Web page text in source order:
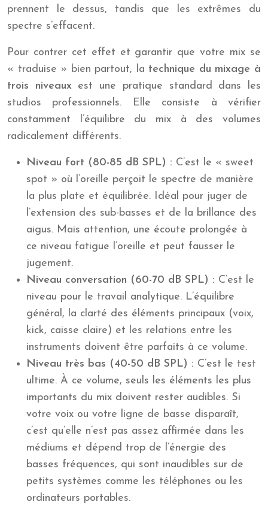
prennent le dessus, tandis que les extrêmes du
spectre s’effacent.
Pour contrer cet effet et garantir que votre mix se
« traduise » bien partout, la technique du mixage à
trois niveauxest une pratique standard dans les
studios professionnels. Elle consiste à vérifier
constamment l’équilibre du mix à des volumes
radicalement différents.
Niveau fort (80-85 dB SPL) : C’est le « sweet
spot » où l’oreille perçoit le spectre de manière
la plus plate et équilibrée. Idéal pour juger de
l’extension des sub-basses et de la brillance des
aigus. Mais attention, une écoute prolongée à
ce niveau fatigue l’oreille et peut fausser le
jugement.
Niveau conversation (60-70 dB SPL) : C’est le
niveau pour le travail analytique. L’équilibre
général, la clarté des éléments principaux (voix,
kick, caisse claire) et les relations entre les
instruments doivent être parfaits à ce volume.
Niveau très bas (40-50 dB SPL) : C’est le test
ultime. À ce volume, seuls les éléments les plus
importants du mix doivent rester audibles. Si
votre voix ou votre ligne de basse disparaît,
c’est qu’elle n’est pas assez affirmée dans les
médiums et dépend trop de l’énergie des
basses fréquences, qui sont inaudibles sur de
petits systèmes comme les téléphones ou les
ordinateurs portables.